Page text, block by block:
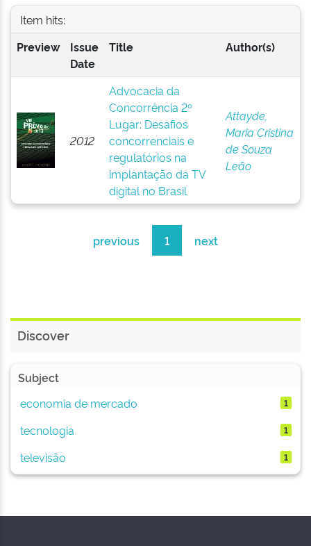
Item hits:
Preview
Issue
Date
Title Author(s)
2012
Advocacia da
Concorrência 2º
Lugar: Desafios
concorrenciais e
regulatórios na
implantação da TV
digital no Brasil
Attayde,
Maria Cristina
de Souza
Leão
previous 1 next
Discover
Subject
economia de mercado
1
tecnologia 1
televisão 1